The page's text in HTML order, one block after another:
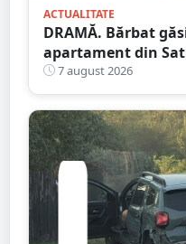
ACTUALITATE
DRAMĂ. Bărbat
apartament din
spart ușa
7 august 2026